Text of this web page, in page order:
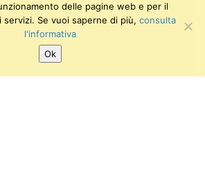
delle pagine web e per il
servizi. Se vuoi saperne di più, consulta
l'informativa
Ok